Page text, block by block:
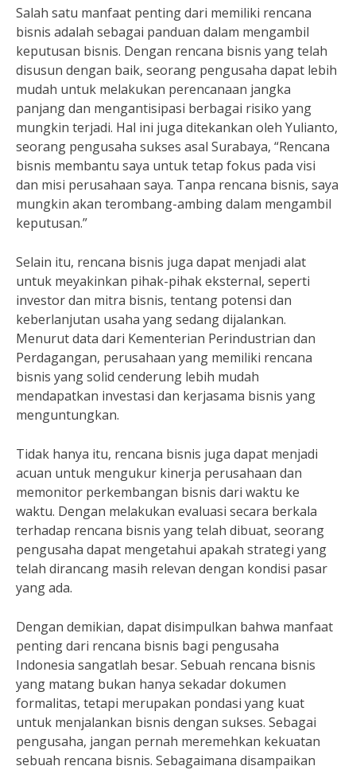
Salah satu manfaat penting dari memiliki rencana
bisnis adalah sebagai panduan dalam mengambil
keputusan bisnis. Dengan rencana bisnis yang telah
disusun dengan baik, seorang pengusaha dapat lebih
mudah untuk melakukan perencanaan jangka
panjang dan mengantisipasi berbagai risiko yang
mungkin terjadi. Hal ini juga ditekankan oleh Yulianto,
seorang pengusaha sukses asal Surabaya, “Rencana
bisnis membantu saya untuk tetap fokus pada visi
dan misi perusahaan saya. Tanpa rencana bisnis, saya
mungkin akan terombang-ambing dalam mengambil
keputusan.”
Selain itu, rencana bisnis juga dapat menjadi alat
untuk meyakinkan pihak-pihak eksternal, seperti
investor dan mitra bisnis, tentang potensi dan
keberlanjutan usaha yang sedang dijalankan.
Menurut data dari Kementerian Perindustrian dan
Perdagangan, perusahaan yang memiliki rencana
bisnis yang solid cenderung lebih mudah
mendapatkan investasi dan kerjasama bisnis yang
menguntungkan.
Tidak hanya itu, rencana bisnis juga dapat menjadi
acuan untuk mengukur kinerja perusahaan dan
memonitor perkembangan bisnis dari waktu ke
waktu. Dengan melakukan evaluasi secara berkala
terhadap rencana bisnis yang telah dibuat, seorang
pengusaha dapat mengetahui apakah strategi yang
telah dirancang masih relevan dengan kondisi pasar
yang ada.
Dengan demikian, dapat disimpulkan bahwa manfaat
penting dari rencana bisnis bagi pengusaha
Indonesia sangatlah besar. Sebuah rencana bisnis
yang matang bukan hanya sekadar dokumen
formalitas, tetapi merupakan pondasi yang kuat
untuk menjalankan bisnis dengan sukses. Sebagai
pengusaha, jangan pernah meremehkan kekuatan
sebuah rencana bisnis. Sebagaimana disampaikan